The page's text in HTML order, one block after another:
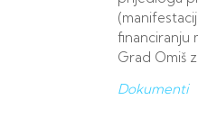
financiranju
Grad Omiš
Dokumenti